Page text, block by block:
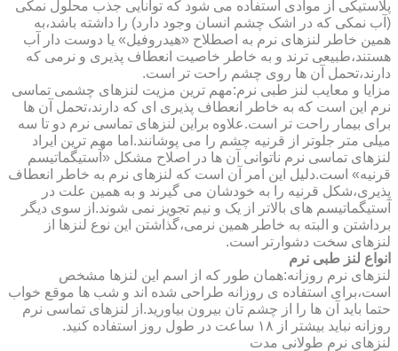
پلاستیکی از موادی استفاده می شود که توانایی جذب محلول نمکی
(آب نمکی که در اشک چشم انسان وجود دارد) را داشته باشد،به
همین خاطر لنزهای نرم به اصطلاح «هیدروفیل» یا دوست دار آب
هستند،طبیعی ترند و به خاطر خاصیت انعطاف پذیری و نرمی که
دارند،تحمل آن ها روی چشم راحت تر است.
مزایا و معایب لنز طبی نرم:مهم ترین مزیت لنزهای چشمی تماسی
نرم این است که به خاطر انعطاف پذیری ای که دارند،تحمل آن ها
برای بیمار راحت تر است.علاوه براین لنزهای تماسی نرم دو تا سه
میلی متر جلوتر از قرنیه چشم را می پوشانند.اما مهم ترین ایراد
لنزهای تماسی نرم ناتوانی آن ها در اصلاح مشکل «آستیگماتیسم
قرنیه» است.دلیل این امر آن است که لنزهای نرم به خاطر انعطاف
پذیری،شکل قرنیه را به خودشان می گیرند و به همین علت در
آستیگماتیسم های بالاتر از یک و نیم تجویز نمی شوند.از سوی دیگر
برداشتن و البته به خاطر همین نرمی،گذاشتن این نوع لنزها از
لنزهای سخت دشوارتر است.
انواع لنز طبی نرم
لنزهای نرم روزانه:همان طور که از اسم این لنزها مشخص
است،برای استفاده ی روزانه طراحی شده اند و شب ها موقع خواب
حتما باید آن ها را از چشم تان بیرون بیاورید.از لنزهای تماسی نرم
روزانه نباید بیشتر از ۱۸ ساعت در طول روز استفاده کنید.
لنزهای نرم طولانی مدت